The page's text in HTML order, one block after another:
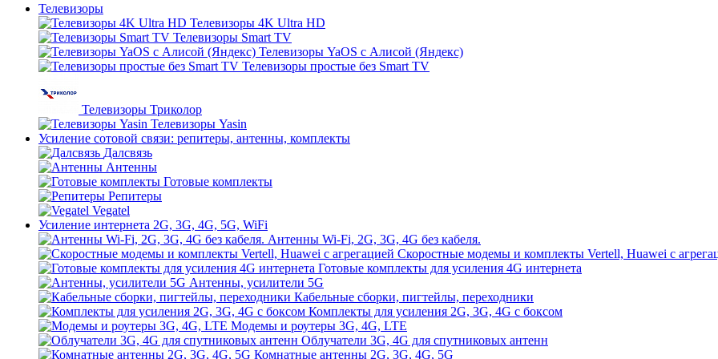
Телевизоры
Телевизоры 4K Ultra HD
Телевизоры Smart TV
Телевизоры YaOS с Алисой (Яндекс)
Телевизоры простые без Smart TV
Телевизоры Триколор
Телевизоры Yasin
Усиление сотовой связи: репитеры, антенны, комплекты
Далсвязь
Антенны
Готовые комплекты
Репитеры
Vegatel
Усиление интернета 2G, 3G, 4G, 5G, WiFi
Антенны Wi-Fi, 2G, 3G, 4G без кабеля.
Скоростные модемы и комплекты Vertell, Huawei с
Готовые комплекты для усиления 4G интернета
Антенны, усилители 5G
Кабельные сборки, пигтейлы, переходники
Комплекты для усиления 2G, 3G, 4G с боксом
Модемы и роутеры 3G, 4G, LTE
Облучатели 3G, 4G для спутниковых антенн
Комнатные антенны 2G, 3G, 4G, 5G